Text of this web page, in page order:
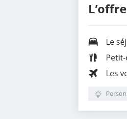
Le
Les